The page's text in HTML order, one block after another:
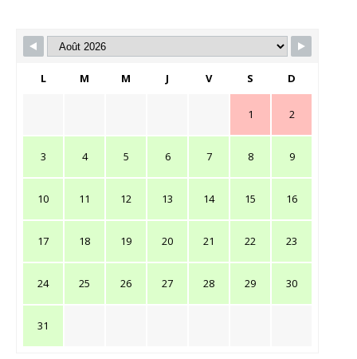
L M M J V S D
1 2
3 4 5 6 7 8 9
10 11 12 13 14 15 16
17 18 19 20 21 22 23
24 25 26 27 28 29 30
31